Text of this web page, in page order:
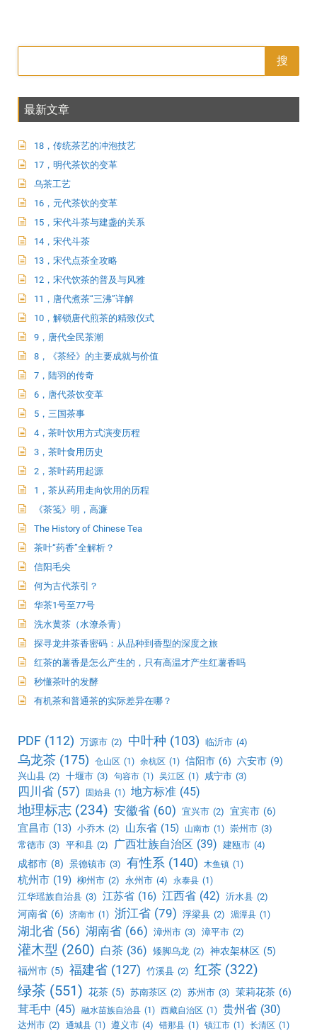
搜
最新文章
18，传统茶艺的冲泡技艺
17，明代茶饮的变革
乌茶工艺
16，元代茶饮的变革
15，宋代斗茶与建盏的关系
14，宋代斗茶
13，宋代点茶全攻略
12，宋代饮茶的普及与风雅
11，唐代煮茶“三沸”详解
10，解锁唐代煎茶的精致仪式
9，唐代全民茶潮
8，《茶经》的主要成就与价值
7，陆羽的传奇
6，唐代茶饮变革
5，三国茶事
4，茶叶饮用方式演变历程
3，茶叶食用历史
2，茶叶药用起源
1，茶从药用走向饮用的历程
《茶笺》明，高濂
The History of Chinese Tea
茶叶“药香”全解析？
信阳毛尖
何为古代茶引？
华茶1号至77号
洗水黄茶（水潦杀青）
探寻龙井茶香密码：从品种到香型的深度之旅
红茶的薯香是怎么产生的，只有高温才产生红薯香吗
秒懂茶叶的发酵
有机茶和普通茶的实际差异在哪？
PDF (112) 万源市 (2) 中叶种 (103) 临沂市 (4)
乌龙茶 (175) 仓山区 (1) 余杭区 (1) 信阳市 (6) 六安市 (9)
兴山县 (2) 十堰市 (3) 句容市 (1) 吴江区 (1) 咸宁市 (3)
四川省 (57) 固始县 (1) 地方标准 (45)
地理标志 (234) 安徽省 (60) 宜兴市 (2) 宜宾市 (6)
宜昌市 (13) 小乔木 (2) 山东省 (15) 山南市 (1) 崇州市 (3)
常德市 (3) 平和县 (2) 广西壮族自治区 (39) 建瓯市 (4)
成都市 (8) 景德镇市 (3) 有性系 (140) 木鱼镇 (1)
杭州市 (19) 柳州市 (2) 永州市 (4) 永泰县 (1)
江华瑶族自治县 (3) 江苏省 (16) 江西省 (42) 沂水县 (2)
河南省 (6) 济南市 (1) 浙江省 (79) 浮梁县 (2) 湄潭县 (1)
湖北省 (56) 湖南省 (66) 漳州市 (3) 漳平市 (2)
灌木型 (260) 白茶 (36) 矮脚乌龙 (2) 神农架林区 (5)
福州市 (5) 福建省 (127) 竹溪县 (2) 红茶 (322)
绿茶 (551) 花茶 (5) 苏南茶区 (2) 苏州市 (3) 茉莉花茶 (6)
茸毛中 (45) 融水苗族自治县 (1) 西藏自治区 (1) 贵州省 (30)
达州市 (2) 通城县 (1) 遵义市 (4) 错那县 (1) 镇江市 (1) 长清区 (1)